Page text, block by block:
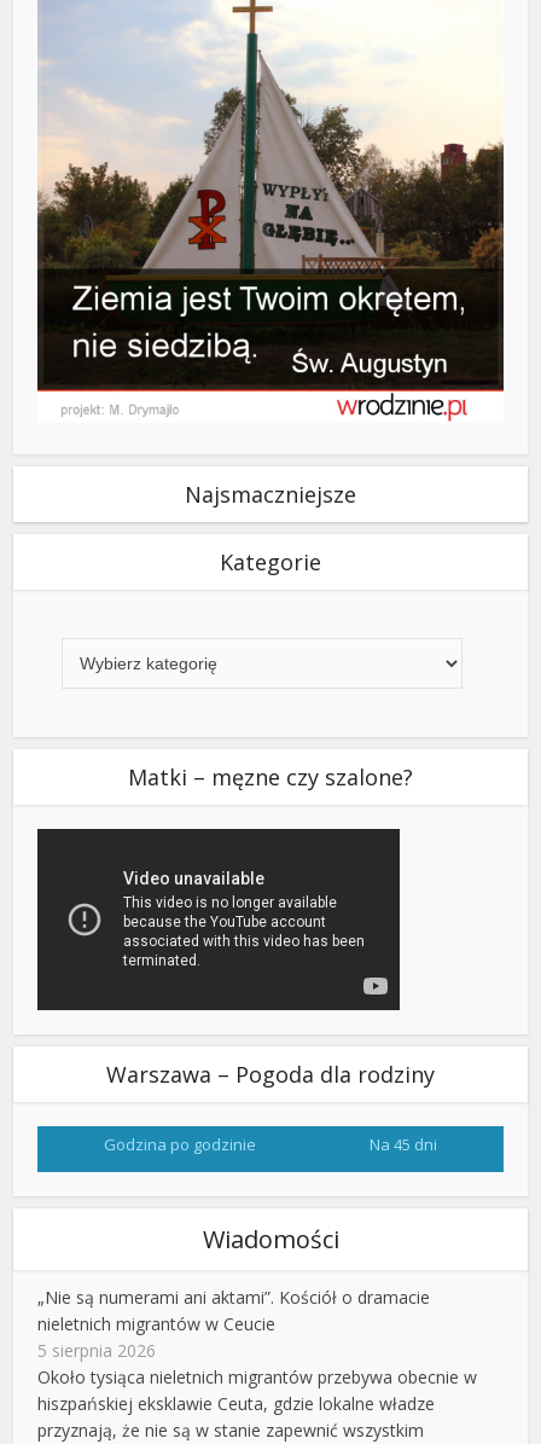
Najsmaczniejsze
Kategorie
Matki – męzne czy szalone?
Warszawa – Pogoda dla rodziny
Godzina po godzinie Na 45 dni
Wiadomości
„Nie są numerami ani aktami”. Kościół o dramacie
nieletnich migrantów w Ceucie
5 sierpnia 2026
Około tysiąca nieletnich migrantów przebywa obecnie w
hiszpańskiej eksklawie Ceuta, gdzie lokalne władze
przyznają, że nie są w stanie zapewnić wszystkim